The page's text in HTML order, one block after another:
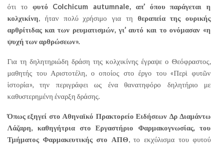
ότι το φυτό Colchicum autumnale, απ’ όπου παράγεται η
κολχικίνη, ήταν πολύ χρήσιμο για τη θεραπεία της ουρικής
αρθρίτιδας και των ρευματισμών, γι’ αυτό και το ονόμασαν «η
ψυχή των αρθρώσεων».
Για τη δηλητηριώδη δράση της κολχικίνης έγραψε ο Θεόφραστος,
μαθητής του Αριστοτέλη, ο οποίος στο έργο του «Περὶ φυτῶν
ἱστορία», την περιγράφει ως ένα θανατηφόρο δηλητήριο με
καθυστερημένη έναρξη δράσης.
Όπως εξηγεί στο Αθηναϊκό Πρακτορείο Ειδήσεων Δρ Διαμάντω
Λάζαρη, καθηγήτρια στο Εργαστήριο Φαρμακογνωσίας, του
Τμήματος Φαρμακευτικής στο ΑΠΘ, το εκχύλισμα του φυτού